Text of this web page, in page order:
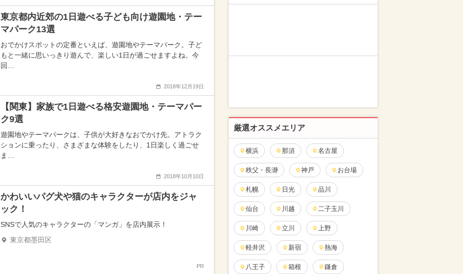
東京都内近郊の1日遊べる子ども向け遊園地・テー
マパーク13選
おでかけスポットの定番といえば、遊園地やテーマパーク。子ど
もと一緒に思いっきり遊んで、楽しい1日が過ごせますよね。今
回…
2018年12月19日
【関東】家族で1日遊べる格安遊園地・テーマパー
ク9選
遊園地やテーマパークは、子供が大好きなおでかけ先。アトラク
ションに乗ったり、さまざまな体験をしたり、1日楽しく過ごせ
ま…
2018年10月10日
かわいいパグ犬や猫のキャラクターが店内をジャ
ック！
SNSで人気のキャラクターの「マンガ」を店内展示！
東京都墨田区
PR
厳選オススメエリア
横浜 那須 名古屋
秩父・長瀞 神戸 お台場
札幌 日光 品川
仙台 川越 二子玉川
川崎 立川 上野
軽井沢 新宿 熱海
八王子 箱根 鎌倉